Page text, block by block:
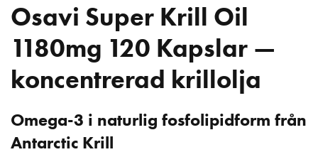
Osavi Super Krill Oil
1180mg 120 Kapslar —
koncentrerad krillolja
Omega-3 i naturlig fosfolipidform från
Antarctic Krill